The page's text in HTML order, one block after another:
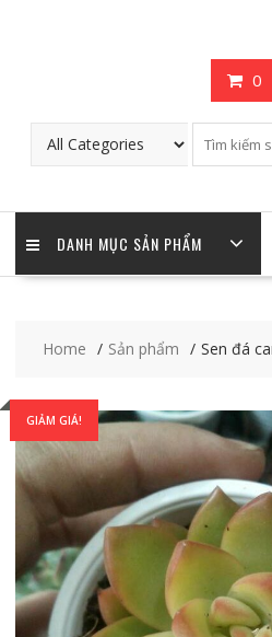
0
DANH MỤC SẢN PHẨM
Home Sản phẩm Sen đá
GIẢM GIÁ!